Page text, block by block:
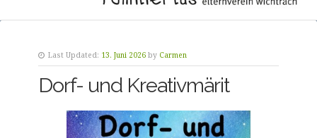
Last Updated: 13. Juni 2026 by Carmen
Dorf- und Kreativmärit